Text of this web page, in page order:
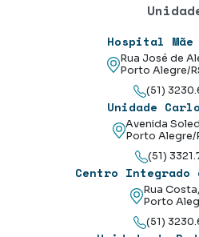
Hospital Mãe
Rua José de
Porto Alegre/
(51)
Unidade
Avenida
Porto Alegre/
(51)
Centro Integrado
Rua
Porto
(51)